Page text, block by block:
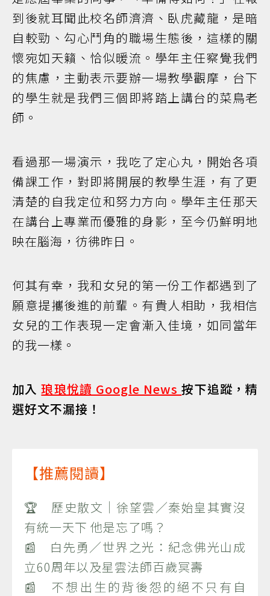
到後就耳聞此校名師濟濟、臥虎藏龍，是暗
自較勁、勾心鬥角的職場生態後，這樣的關
懷宛如天籟、恰似暖流。學年主任察覺我們
的焦慮，主動表示要辦一場教學觀摩，台下
的學生就是我們三個即將踏上講台的菜鳥老
師。
看過那一場演示，我吃了定心丸，開始各項
備課工作，對即將開展的教學生涯，有了更
清楚的自我定位和努力方向。學年主任那天
在講台上專業而優雅的身影，至今仍鮮明地
映在腦海，彷彿昨日。
何其有幸，我和女兒的第一份工作都遇到了
願意提攜後進的前輩。有貴人相助，我相信
女兒的工作表現一定會漸入佳境，如同當年
的我一樣。
加入琅琅悅讀 Google News按下追蹤，精
選好文不漏接！
【推薦閱讀】
🏆 歷史散文｜徐望雲／秦始皇其實沒
有統一天下 他是忘了嗎？
📰 白先勇／世界之光：紀念佛光山成
立60周年以及星雲法師百歲冥壽
📰 不想出生的背後怨的絕不只有自